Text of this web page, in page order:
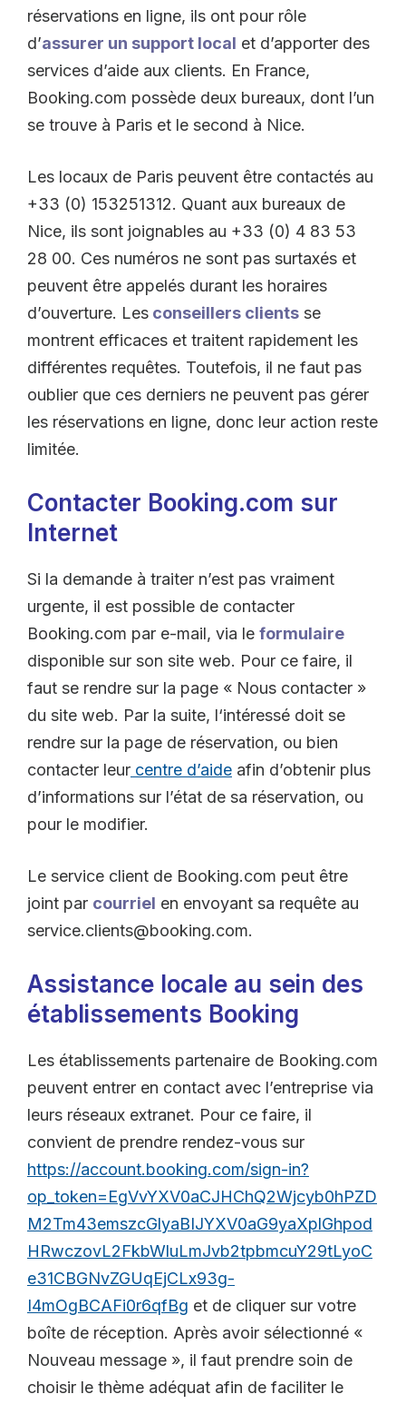
réservations en ligne, ils ont pour rôle
d’assurer un support local et d’apporter des
services d’aide aux clients. En France,
Booking.com possède deux bureaux, dont l’un
se trouve à Paris et le second à Nice.
Les locaux de Paris peuvent être contactés au
+33 (0) 153251312. Quant aux bureaux de
Nice, ils sont joignables au +33 (0) 4 83 53
28 00. Ces numéros ne sont pas surtaxés et
peuvent être appelés durant les horaires
d’ouverture. Les conseillers clients se
montrent efficaces et traitent rapidement les
différentes requêtes. Toutefois, il ne faut pas
oublier que ces derniers ne peuvent pas gérer
les réservations en ligne, donc leur action reste
limitée.
Contacter Booking.com sur
Internet
Si la demande à traiter n’est pas vraiment
urgente, il est possible de contacter
Booking.com par e-mail, via le formulaire
disponible sur son site web. Pour ce faire, il
faut se rendre sur la page « Nous contacter »
du site web. Par la suite, l‘intéressé doit se
rendre sur la page de réservation, ou bien
contacter leur centre d’aide afin d’obtenir plus
d’informations sur l’état de sa réservation, ou
pour le modifier.
Le service client de Booking.com peut être
joint par courriel en envoyant sa requête au
service.clients@booking.com.
Assistance locale au sein des
établissements Booking
Les établissements partenaire de Booking.com
peuvent entrer en contact avec l’entreprise via
leurs réseaux extranet. Pour ce faire, il
convient de prendre rendez-vous sur
https://account.booking.com/sign-in?
op_token=EgVvYXV0aCJHChQ2Wjcyb0hPZD
M2Tm43emszcGlyaBIJYXV0aG9yaXplGhpod
HRwczovL2FkbWluLmJvb2tpbmcuY29tLyoC
e31CBGNvZGUqEjCLx93g-
I4mOgBCAFi0r6qfBg et de cliquer sur votre
boîte de réception. Après avoir sélectionné «
Nouveau message », il faut prendre soin de
choisir le thème adéquat afin de faciliter le